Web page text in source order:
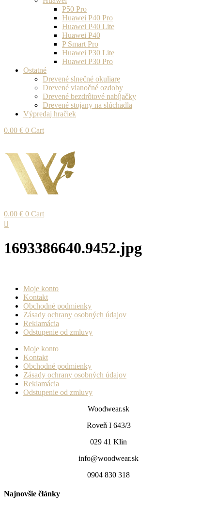
P50 Pro
Huawei P40 Pro
Huawei P40 Lite
Huawei P40
P Smart Pro
Huawei P30 Lite
Huawei P30 Pro
Ostatné
Drevené slnečné okuliare
Drevené vianočné ozdoby
Drevené bezdrôtové nabíjačky
Drevené stojany na slúchadla
Výpredaj hračiek
0.00 € 0 Cart
0.00 € 0 Cart
1693386640.9452.jpg
Moje konto
Kontakt
Obchodné podmienky
Zásady ochrany osobných údajov
Reklamácia
Odstupenie od zmluvy
Moje konto
Kontakt
Obchodné podmienky
Zásady ochrany osobných údajov
Reklamácia
Odstupenie od zmluvy
Woodwear.sk
Roveň I 643/3
029 41 Klin
info@woodwear.sk
0904 830 318
Najnovšie články